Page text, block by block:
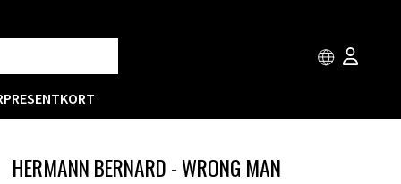
PRESENTKORT
HERMANN BERNARD - WRONG MAN